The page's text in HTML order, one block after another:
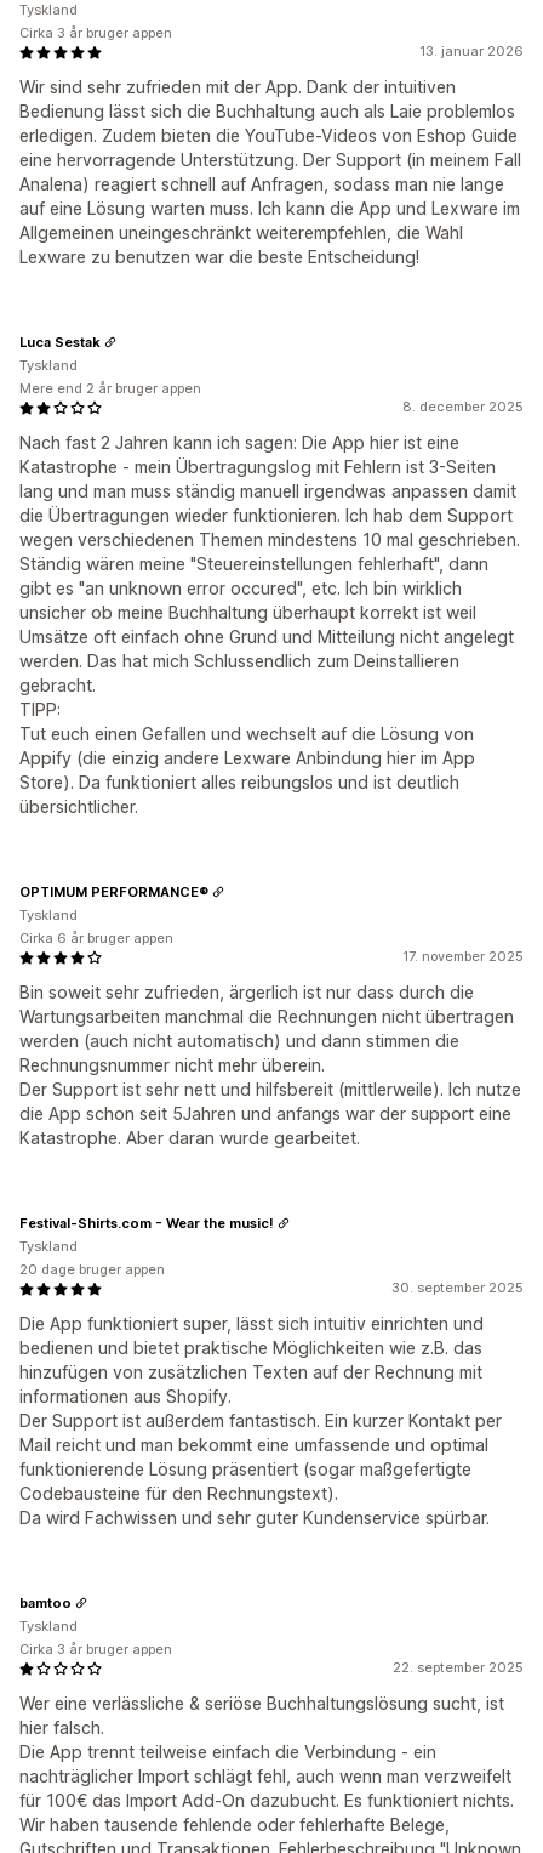
13. januar 2026
Wir sind sehr zufrieden mit der App. Dank der intuitiven
Bedienung lässt sich die Buchhaltung auch als Laie problemlos
erledigen. Zudem bieten die YouTube-Videos von Eshop Guide
eine hervorragende Unterstützung. Der Support (in meinem Fall
Analena) reagiert schnell auf Anfragen, sodass man nie lange
auf eine Lösung warten muss. Ich kann die App und Lexware im
Allgemeinen uneingeschränkt weiterempfehlen, die Wahl
Lexware zu benutzen war die beste Entscheidung!
Tyskland
Cirka 3 år bruger appen
8. december 2025
Nach fast 2 Jahren kann ich sagen: Die App hier ist eine
Katastrophe - mein Übertragungslog mit Fehlern ist 3-Seiten
lang und man muss ständig manuell irgendwas anpassen damit
die Übertragungen wieder funktionieren. Ich hab dem Support
wegen verschiedenen Themen mindestens 10 mal geschrieben.
Ständig wären meine "Steuereinstellungen fehlerhaft", dann
gibt es "an unknown error occured", etc. Ich bin wirklich
unsicher ob meine Buchhaltung überhaupt korrekt ist weil
Umsätze oft einfach ohne Grund und Mitteilung nicht angelegt
werden. Das hat mich Schlussendlich zum Deinstallieren
gebracht.
TIPP:
Tut euch einen Gefallen und wechselt auf die Lösung von
Appify (die einzig andere Lexware Anbindung hier im App
Store). Da funktioniert alles reibungslos und ist deutlich
übersichtlicher.
Luca Sestak
Tyskland
Mere end 2 år bruger appen
17. november 2025
Bin soweit sehr zufrieden, ärgerlich ist nur dass durch die
Wartungsarbeiten manchmal die Rechnungen nicht übertragen
werden (auch nicht automatisch) und dann stimmen die
Rechnungsnummer nicht mehr überein.
Der Support ist sehr nett und hilfsbereit (mittlerweile). Ich nutze
die App schon seit 5Jahren und anfangs war der support eine
Katastrophe. Aber daran wurde gearbeitet.
OPTIMUM PERFORMANCE®
Tyskland
Cirka 6 år bruger appen
30. september 2025
Die App funktioniert super, lässt sich intuitiv einrichten und
bedienen und bietet praktische Möglichkeiten wie z.B. das
hinzufügen von zusätzlichen Texten auf der Rechnung mit
informationen aus Shopify.
Der Support ist außerdem fantastisch. Ein kurzer Kontakt per
Mail reicht und man bekommt eine umfassende und optimal
funktionierende Lösung präsentiert (sogar maßgefertigte
Codebausteine für den Rechnungstext).
Da wird Fachwissen und sehr guter Kundenservice spürbar.
Festival-Shirts.com - Wear the music!
Tyskland
20 dage bruger appen
22. september 2025
Wer eine verlässliche & seriöse Buchhaltungslösung sucht, ist
hier falsch.
Die App trennt teilweise einfach die Verbindung - ein
nachträglicher Import schlägt fehl, auch wenn man verzweifelt
für 100€ das Import Add-On dazubucht. Es funktioniert nichts.
Wir haben tausende fehlende oder fehlerhafte Belege,
Gutschriften und Transaktionen. Fehlerbeschreibung "Unknown
bamtoo
Tyskland
Cirka 3 år bruger appen